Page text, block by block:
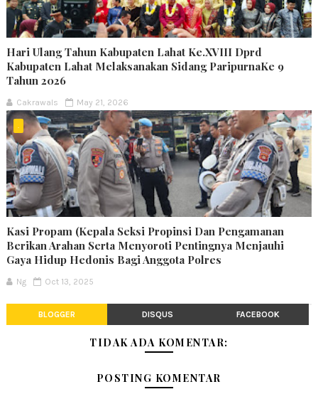
Hari Ulang Tahun Kabupaten Lahat Ke.XVIII Dprd
Kabupaten Lahat Melaksanakan Sidang ParipurnaKe 9
Tahun 2026
Cakrawals May 21, 2026
.
Kasi Propam (Kepala Seksi Propinsi Dan Pengamanan
Berikan Arahan Serta Menyoroti Pentingnya Menjauhi
Gaya Hidup Hedonis Bagi Anggota Polres
Ng Oct 13, 2025
BLOGGER DISQUS FACEBOOK
TIDAK ADA KOMENTAR:
POSTING KOMENTAR